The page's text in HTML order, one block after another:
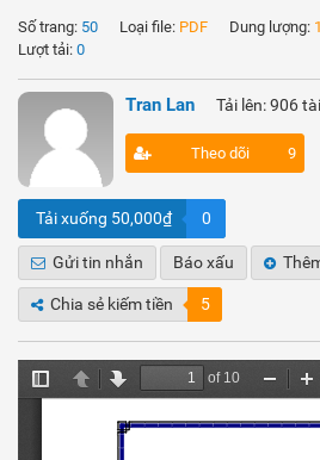
Số trang: 50 Loại file: PDF Dung lượng:
Lượt tải: 0
Tran Lan Tải lên: 906
Theo dõi 9
Tải xuống 50,000₫ 0
Gửi tin nhắn Báo xấu
Chia sẻ kiếm tiền 5